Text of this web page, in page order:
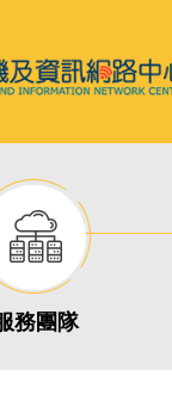
務團隊